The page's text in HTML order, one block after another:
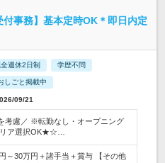
事務】基本定時OK＊即日内定
週休2日制 学歴不問
しごと掲載中
09/21
考慮／ ※転勤なし・オープニング
ア選択OK★☆…
～30万円＋諸手当＋賞与 【その他